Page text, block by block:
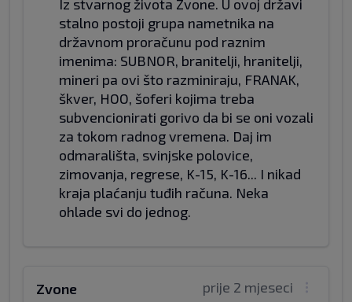
Iz stvarnog života Zvone. U ovoj državi
stalno postoji grupa nametnika na
državnom proračunu pod raznim
imenima: SUBNOR, branitelji, hranitelji,
mineri pa ovi što razminiraju, FRANAK,
škver, HOO, šoferi kojima treba
subvencionirati gorivo da bi se oni vozali
za tokom radnog vremena. Daj im
odmarališta, svinjske polovice,
zimovanja, regrese, K-15, K-16... I nikad
kraja plaćanju tuđih računa. Neka
ohlade svi do jednog.
prije 2 mjeseci
Zvone